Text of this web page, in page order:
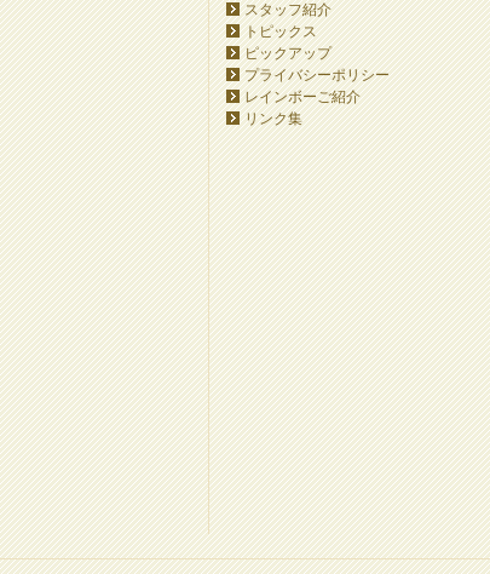
スタッフ紹介
トピックス
ピックアップ
プライバシーポリシー
レインボーご紹介
リンク集